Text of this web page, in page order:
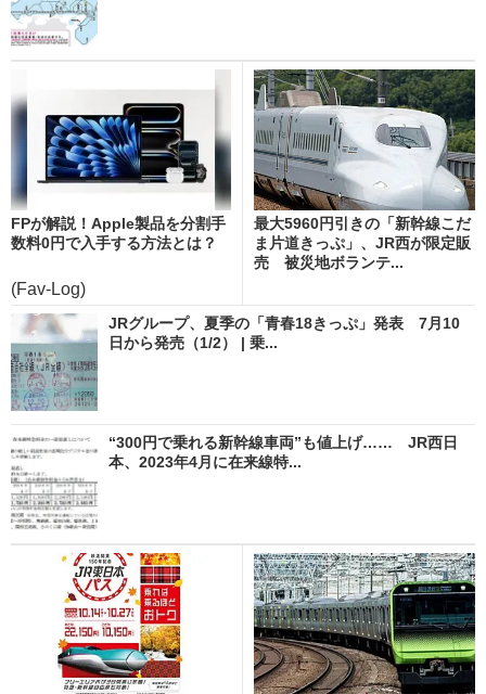
FPが解説！Apple製品を分割手
数料0円で入手する方法とは？
(Fav-Log)
最大5960円引きの「新幹線こだ
ま片道きっぷ」、JR西が限定販
売 被災地ボランテ...
JRグループ、夏季の「青春18きっぷ」発表 7月10
日から発売（1/2） | 乗...
“300円で乗れる新幹線車両”も値上げ…… JR西日
本、2023年4月に在来線特...